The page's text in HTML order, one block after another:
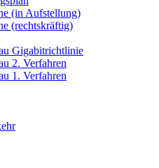
(in Aufstellung)
(rechtskräftig)
Gigabitrichtlinie
2. Verfahren
1. Verfahren